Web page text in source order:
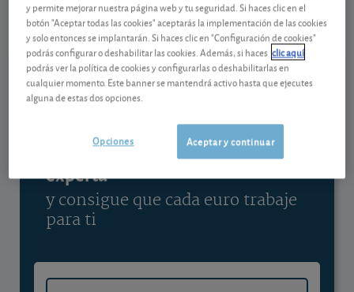
07/08/2026 Nueva York
4,61 USD (2,69 %)
Ver detalladamente
Contenido reservado a SOCIOS
Gestiona tu dinero con visión
experta
y consigue que cada euro trabaje
para ti
y permite mejorar nuestra página web y tu seguridad. Si haces clic en el
botón "Aceptar todas las cookies" aceptarás la implementación de las cookies
y solo entonces se implantarán. Si haces clic en "Configuración de cookies"
podrás configurar o deshabilitar las cookies. Además, si haces clic aquí
podrás ver la política de cookies y configurarlas o deshabilitarlas en
cualquier momento. Este banner se mantendrá activo hasta que ejecutes
alguna de estas dos opciones.
Aceptar y continuar
Opciones